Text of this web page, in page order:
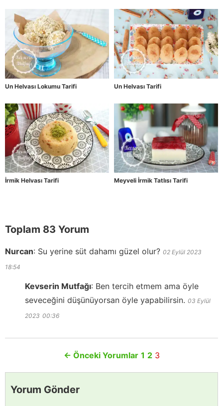
Un Helvası Lokumu Tarifi Un Helvası Tarifi
İrmik Helvası Tarifi Meyveli İrmik Tatlısı Tarifi
Toplam 83 Yorum
Nurcan: Su yerine süt dahamı güzel olur? 02 Eylül 2023
18:54
Kevserin Mutfağı: Ben tercih etmem ama öyle
seveceğini düşünüyorsan öyle yapabilirsin. 03 Eylül
2023 00:36
← Önceki Yorumlar 1 2 3
Yorum Gönder